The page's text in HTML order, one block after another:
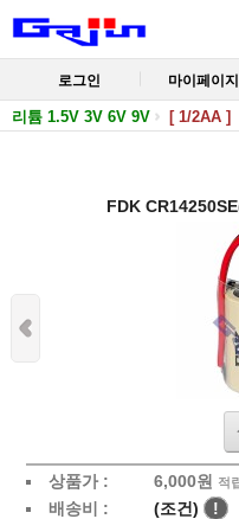
로그인 마이페이지
리튬 1.5V 3V 6V 9V [ 1/2AA ]
FDK
상품가 : 6,000원 적
배송비 : (조건) !